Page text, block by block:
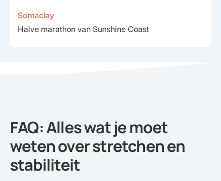
Somaclay
Halve marathon van Sunshine Coast
FAQ: Alles wat je moet
weten over stretchen en
stabiliteit